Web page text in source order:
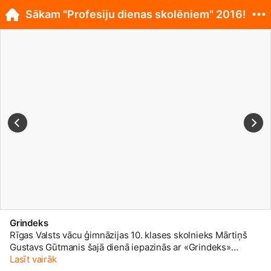
Grindeks
Rīgas Valsts vācu ģimnāzijas 10. klases skolnieks Mārtiņš
Gustavs Gūtmanis šajā dienā iepazinās ar «Grindeks»
Kvalitātes kontroles laboratorijas Mikrobioloģijas grupas
Lasīt vairāk
Sākam "Profesiju dienas skolēniem" 2016!